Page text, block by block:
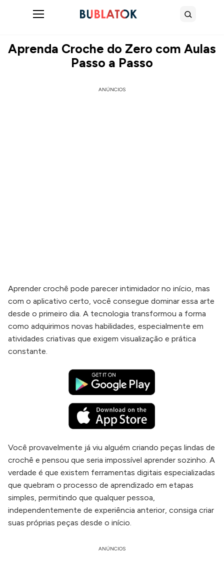
Buscar
Aprenda Croche do Zero com Aulas
Passo a Passo
ANÚNCIOS
Aprender crochê pode parecer intimidador no início, mas
com o aplicativo certo, você consegue dominar essa arte
desde o primeiro dia. A tecnologia transformou a forma
como adquirimos novas habilidades, especialmente em
atividades criativas que exigem visualização e prática
constante.
Você provavelmente já viu alguém criando peças lindas de
crochê e pensou que seria impossível aprender sozinho. A
verdade é que existem ferramentas digitais especializadas
que quebram o processo de aprendizado em etapas
simples, permitindo que qualquer pessoa,
independentemente de experiência anterior, consiga criar
suas próprias peças desde o início.
ANÚNCIOS